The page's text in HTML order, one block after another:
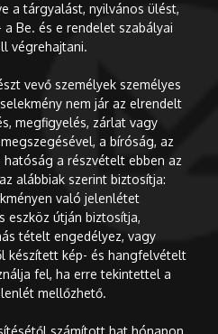
a tárgyalást, nyilvános ülést,
Be. és e rendelet szabályai
végrehajtani.
vevő személyek személyes
nem jár az elrendelt
megfigyelés, zárlat vagy
a bíróság, az
a részvételt ebben az
alábbiak szerint biztosítja:
való jelenlétet
eszköz útján biztosítja,
tételt engedélyez, vagy
készített kép- és hangfelvételt
fel, ha erre tekintettel a
mellőzhető.
számított hat hónapon